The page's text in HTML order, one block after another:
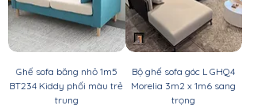
Ghế sofa băng nhỏ 1m5
BT234 Kiddy phối màu trẻ
trung
Bộ ghế sofa góc L GHQ4
Morelia 3m2 x 1m6 sang
trọng